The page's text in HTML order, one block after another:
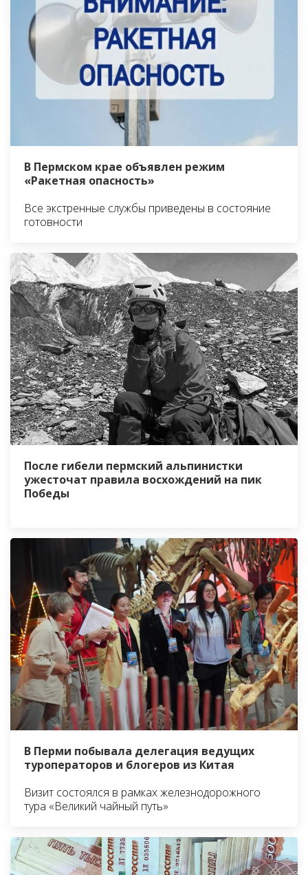
В Пермском крае объявлен режим
«Ракетная опасность»
Все экстренные службы приведены в состояние
готовности
После гибели пермский альпинистки
ужесточат правила восхождений на пик
Победы
В Перми побывала делегация ведущих
туроператоров и блогеров из Китая
Визит состоялся в рамках железнодорожного
тура «Великий чайный путь»